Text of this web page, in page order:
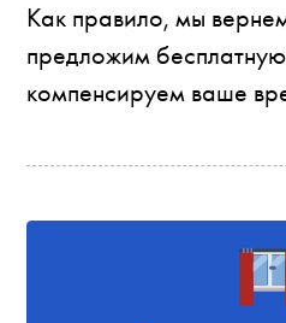
Как правило, мы
предложим
компенсируем ваше